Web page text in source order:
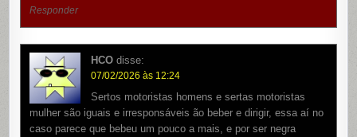
Responder
HCO disse:
07/02/2026 às 12:24
Sertos motoristas homens e sertas motoristas
mulher são iguais e irresponsáveis ão beber e dirigir, essa aí no
caso parece que bebeu um pouco a mais, e por ser negra